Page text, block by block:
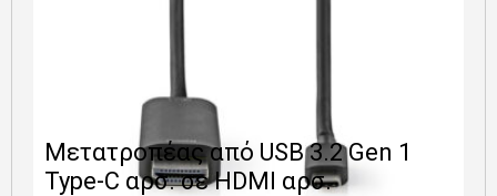
Μετατροπέας από USB 3.2 Gen 1
Type-C αρσ. σε HDMI αρσ.